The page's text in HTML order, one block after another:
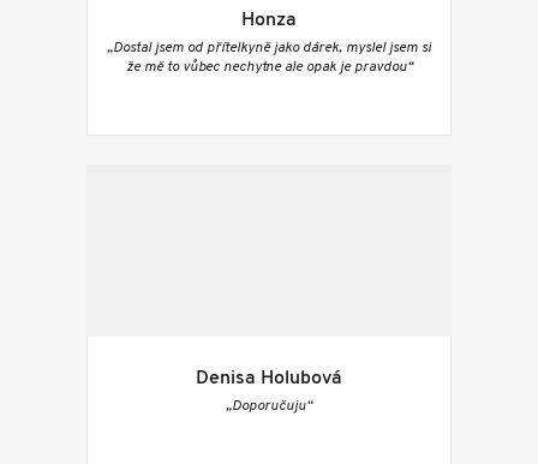
Honza
„Dostal jsem od přítelkyně jako dárek, myslel jsem si
že mě to vůbec nechytne ale opak je pravdou“
Denisa Holubová
„Doporučuju“